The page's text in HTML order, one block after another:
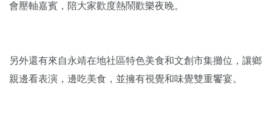
會壓軸嘉賓，陪大家歡度熱鬧歡樂夜晚。
另外還有來自永靖在地社區特色美食和文創市集攤位，讓鄉
親邊看表演，邊吃美食，並擁有視覺和味覺雙重饗宴。